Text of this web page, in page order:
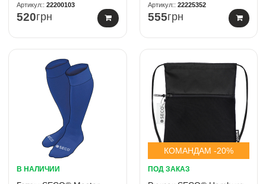
22200103
520грн
22225352
555грн
В НАЛИЧИИ
КОМАНДАМ -20%
ПОД ЗАКАЗ